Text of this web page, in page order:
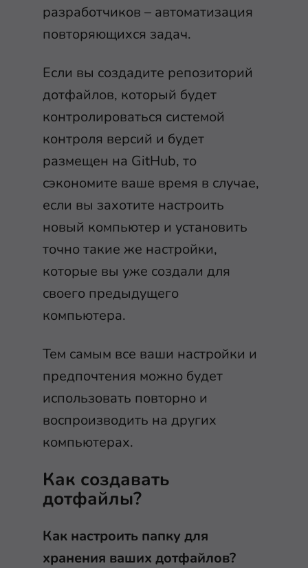
разработчиков – автоматизация
повторяющихся задач.
Если вы создадите репозиторий
дотфайлов, который будет
контролироваться системой
контроля версий и будет
размещен на GitHub, то
сэкономите ваше время в случае,
если вы захотите настроить
новый компьютер и установить
точно такие же настройки,
которые вы уже создали для
своего предыдущего
компьютера.
Тем самым все ваши настройки и
предпочтения можно будет
использовать повторно и
воспроизводить на других
компьютерах.
Как создавать
дотфайлы?
Как настроить папку для
хранения ваших дотфайлов?